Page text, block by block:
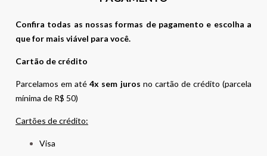
Confira todas as nossas formas de pagamento e escolha a
que for mais viável para você.
Cartão de crédito
Parcelamos em até4x sem juros no cartão de crédito (parcela
mínima de R$ 50)
Cartões de crédito:
Visa